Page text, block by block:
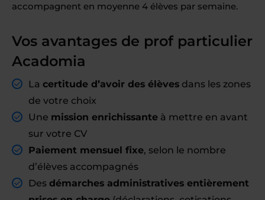
accompagnent en moyenne 4 élèves par semaine.
Vos avantages de prof particulier
Acadomia
La certitude d’avoir des élèves dans les zones
de votre choix
Une mission enrichissante à mettre en avant
sur votre CV
Paiement mensuel fixe, selon le nombre
d’élèves accompagnés
Des démarches administratives entièrement